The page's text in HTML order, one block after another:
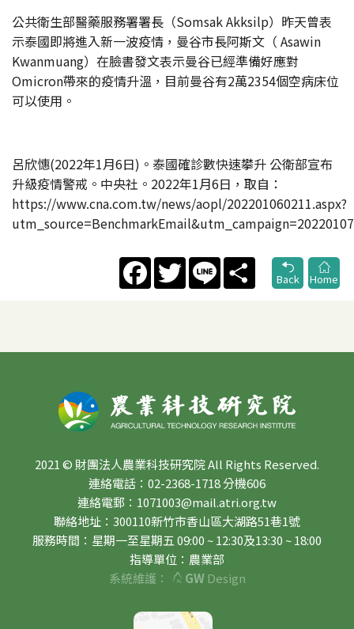
公共衛生部醫藥服務署署長（Somsak Akksilp）昨天曾表
示泰國即將進入新一波疫情，曼谷市長阿斯文（ Asawin
Kwanmuang）在臉書發文表示曼谷已經準備好應對
Omicron帶來的疫情升溫，目前曼谷有2萬2354個空病床位
可以使用。
呂欣憓(2022年1月6日)。泰國確診數快速攀升 公衛部宣布
升級疫情警戒。中央社。2022年1月6日，取自：
https://www.cna.com.tw/news/aopl/202201060211.aspx?
FacebookTwitter Line
Share
Back
Home
2021 © 財團法人農業科技研究院 All Rights Reserved.
連絡電話：02-2368-1718 分機606
連絡電郵：1071003@mail.atri.org.tw
聯絡地址：300110新竹市香山區大湖路51巷1號
服務時間：星期一至星期五 09:00 ~ 12:30及13:30 ~ 18:00
指導單位：農業部
系統維護：
GWDesign